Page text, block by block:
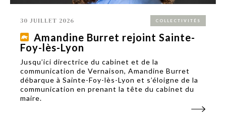
30 JUILLET 2026 COLLECTIVITÉS
Amandine Burret rejoint Sainte-
Foy-lès-Lyon
Jusqu’ici directrice du cabinet et de la
communication de Vernaison, Amandine Burret
débarque à Sainte-Foy-lès-Lyon et s’éloigne de la
communication en prenant la tête du cabinet du
maire.